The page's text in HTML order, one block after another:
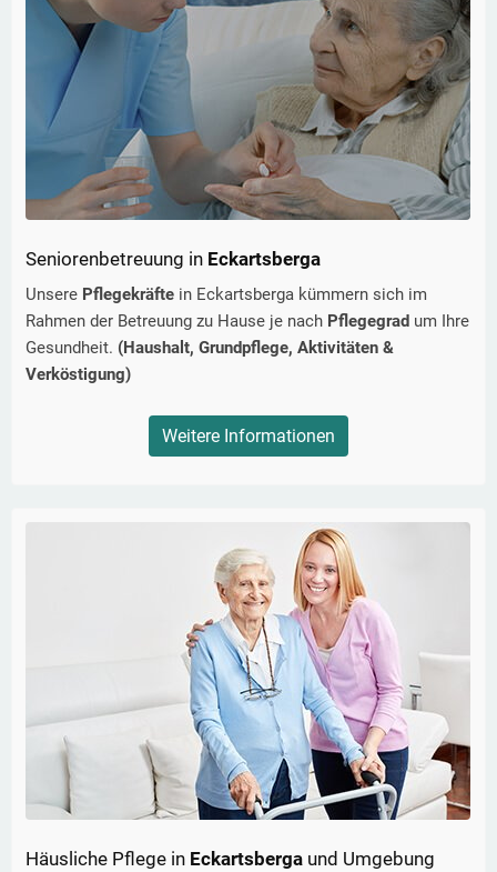
Seniorenbetreuung in Eckartsberga
Unsere Pflegekräfte in Eckartsberga kümmern sich im
Rahmen der Betreuung zu Hause je nach Pflegegrad um Ihre
Gesundheit. (Haushalt, Grundpflege, Aktivitäten &
Verköstigung)
Weitere Informationen
Häusliche Pflege in Eckartsberga und Umgebung